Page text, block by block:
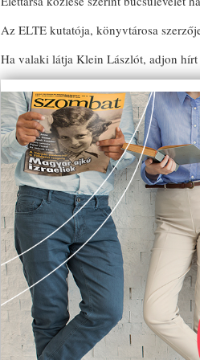
Az ELTE kutatója, könyvtárosa
Ha valaki látja Klein Lászlót, adjon